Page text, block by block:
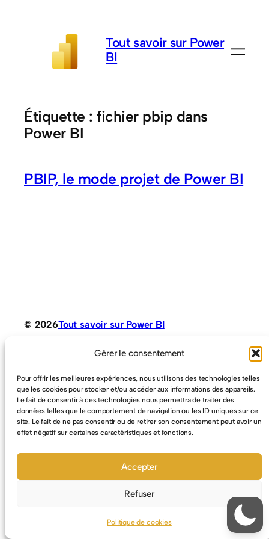
Gérer le consentement
Pour offrir les meilleures expériences, nous utilisons des technologies telles
que les cookies pour stocker et/ou accéder aux informations des appareils.
Le fait de consentir à ces technologies nous permettra de traiter des
données telles que le comportement de navigation ou les ID uniques sur ce
site. Le fait de ne pas consentir ou de retirer son consentement peut avoir un
effet négatif sur certaines caractéristiques et fonctions.
Accepter
Refuser
Politique de cookies
Tout savoir sur Power
BI
Étiquette :fichier pbip dans
Power BI
PBIP, le mode projet de Power BI
© 2026Tout savoir sur Power BI
Conception Jean-Louis Maso